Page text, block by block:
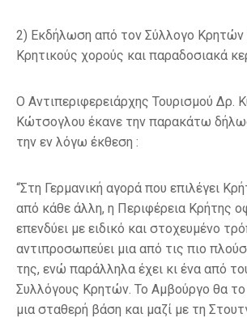
2) Εκδήλωση από τον Σύλλογο Κρητών
Κρητικούς χορούς και παραδοσιακά
Ο Αντιπεριφερειάρχης Τουρισμού Δρ.
Κώτσογλου έκανε την παρακάτω
την εν λόγω έκθεση :
“Στη Γερμανική αγορά που επιλέγει
από κάθε άλλη, η Περιφέρεια Κρήτης
επενδύει με ειδικό και στοχευμένο
αντιπροσωπεύει μια από τις πιο
της, ενώ παράλληλα έχει κι ένα από
Συλλόγους Κρητών. Το Αμβούργο θα το
μια σταθερή βάση και μαζί με τη